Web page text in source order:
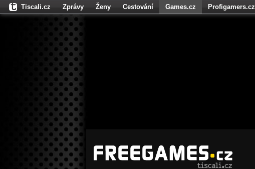
Tiscali.cz Zprávy Ženy Cestování Games.cz Profigamers.cz
Fights.cz